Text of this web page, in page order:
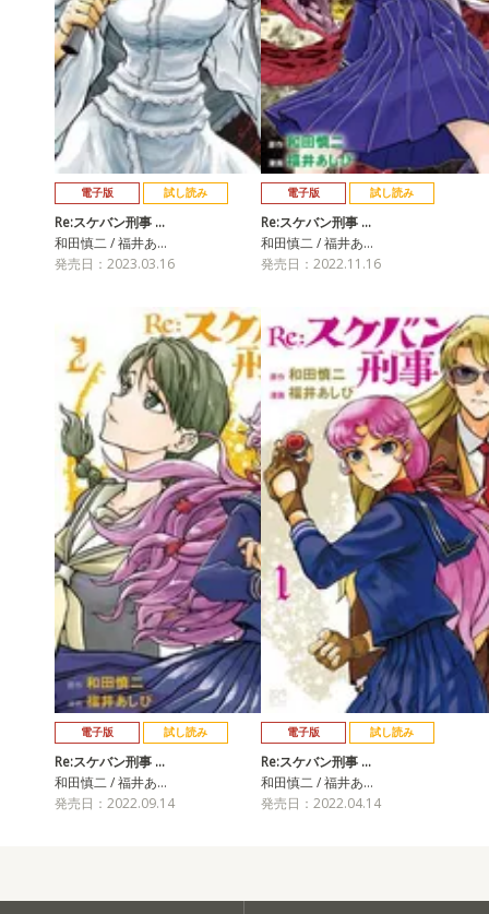
電子版 試し読み
Re:スケバン刑事 …
和田慎二 / 福井あ…
発売日：2023.03.16
電子版 試し読み
Re:スケバン刑事 …
和田慎二 / 福井あ…
発売日：2022.11.16
電子版 試し読み
Re:スケバン刑事 …
和田慎二 / 福井あ…
発売日：2022.09.14
電子版 試し読み
Re:スケバン刑事 …
和田慎二 / 福井あ…
発売日：2022.04.14